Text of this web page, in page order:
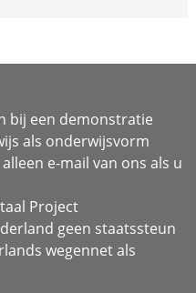
bij een demonstratie
als onderwijsvorm
e-mail van ons als u
Project
geen staatssteun
wegennet als